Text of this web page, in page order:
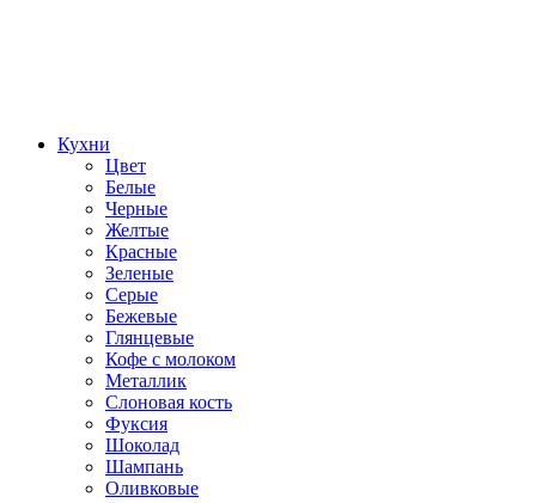
Кухни
Цвет
Белые
Черные
Желтые
Красные
Зеленые
Серые
Бежевые
Глянцевые
Кофе с молоком
Металлик
Слоновая кость
Фуксия
Шоколад
Шампань
Оливковые